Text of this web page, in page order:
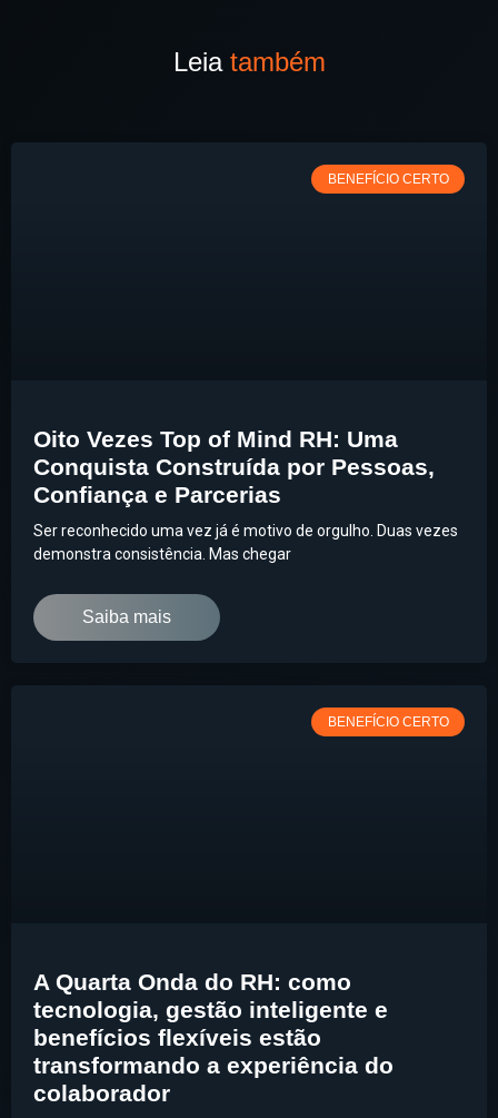
Leia também
BENEFÍCIO CERTO
Oito Vezes Top of Mind RH: Uma
Conquista Construída por Pessoas,
Confiança e Parcerias
Ser reconhecido uma vez já é motivo de orgulho. Duas vezes
demonstra consistência. Mas chegar
Saiba mais
BENEFÍCIO CERTO
A Quarta Onda do RH: como
tecnologia, gestão inteligente e
benefícios flexíveis estão
transformando a experiência do
colaborador